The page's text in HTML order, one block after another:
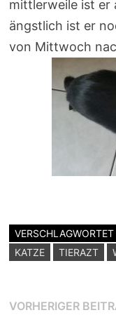
mittlerweile ist er
ängstlich ist er
von Mittwoch
VERSCHLAGWORTET
KATZE
TIERAZT
VORHERIGER